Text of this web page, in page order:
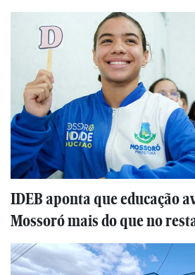
IDEB aponta que educação
Mossoró mais do que no